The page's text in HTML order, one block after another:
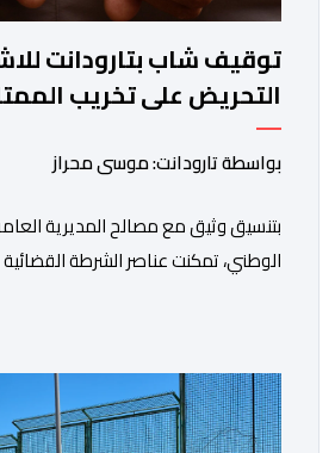
توقيف شاب بتارودانت
التحريض على تخريب
بواسطة تارودانت: موسى محراز
بتنسيق وثيق مع مصالح المديرية
الوطني، تمكنت عناصر الشرطة القضائية
خلفية دعوات للاحتجاج جرى تداولها
المعطيات المتوفرة، جاء توقيف